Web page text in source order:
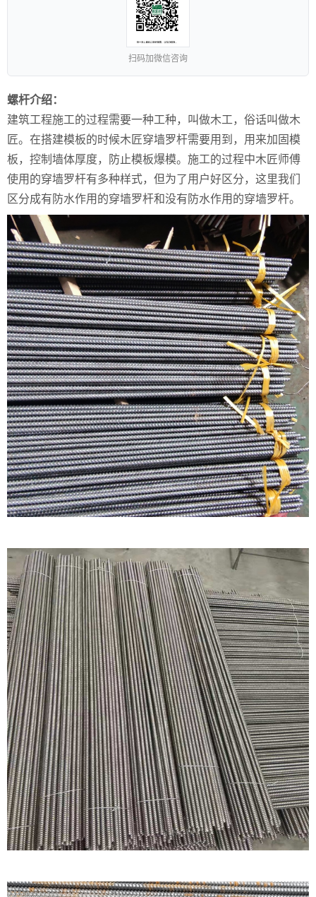
扫码加微信咨询
螺杆介绍：
建筑工程施工的过程需要一种工种，叫做木工，俗话叫做木
匠。在搭建模板的时候木匠穿墙罗杆需要用到，用来加固模
板，控制墙体厚度，防止模板爆模。施工的过程中木匠师傅
使用的穿墙罗杆有多种样式，但为了用户好区分，这里我们
区分成有防水作用的穿墙罗杆和没有防水作用的穿墙罗杆。